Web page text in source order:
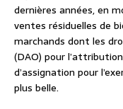
dernières années, en
ventes résiduelles de
marchands dont les
(DAO) pour
d’assignation pour
plus belle.